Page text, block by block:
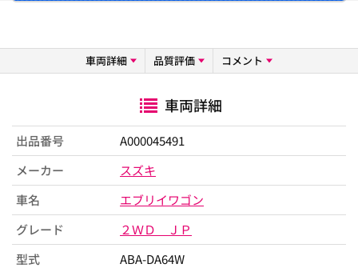
車両詳細 品質評価 コメント
車両詳細
出品番号
A000045491
メーカー
スズキ
車名
エブリイワゴン
グレード
２ＷＤ ＪＰ
型式
ABA-DA64W